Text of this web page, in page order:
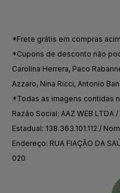
*Frete grátis em compras
*Cupons de desconto não
Carolina Herrera, Paco
Azzaro, Nina Ricci, Antonio
*Todas as imagens contidas
Razão Social: AAZ WEB
Estadual: 138.363.101.112 /
Endereço: RUA FIAÇÃO DA
020